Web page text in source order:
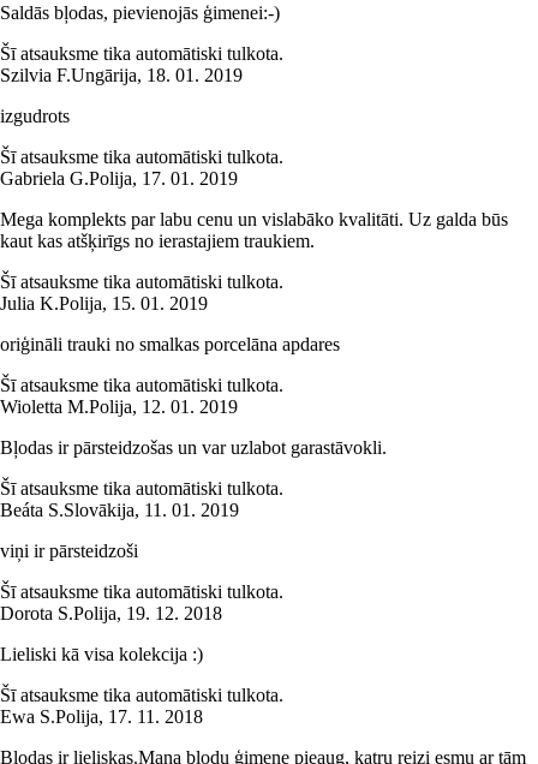
Saldās bļodas, pievienojās ģimenei:-)
Šī atsauksme tika automātiski tulkota.
Szilvia F.Ungārija, 18. 01. 2019
izgudrots
Šī atsauksme tika automātiski tulkota.
Gabriela G.Polija, 17. 01. 2019
Mega komplekts par labu cenu un vislabāko kvalitāti. Uz galda būs
kaut kas atšķirīgs no ierastajiem traukiem.
Šī atsauksme tika automātiski tulkota.
Julia K.Polija, 15. 01. 2019
oriģināli trauki no smalkas porcelāna apdares
Šī atsauksme tika automātiski tulkota.
Wioletta M.Polija, 12. 01. 2019
Bļodas ir pārsteidzošas un var uzlabot garastāvokli.
Šī atsauksme tika automātiski tulkota.
Beáta S.Slovākija, 11. 01. 2019
viņi ir pārsteidzoši
Šī atsauksme tika automātiski tulkota.
Dorota S.Polija, 19. 12. 2018
Lieliski kā visa kolekcija :)
Šī atsauksme tika automātiski tulkota.
Ewa S.Polija, 17. 11. 2018
Bļodas ir lieliskas.Mana bļodu ģimene pieaug, katru reizi esmu ar tām